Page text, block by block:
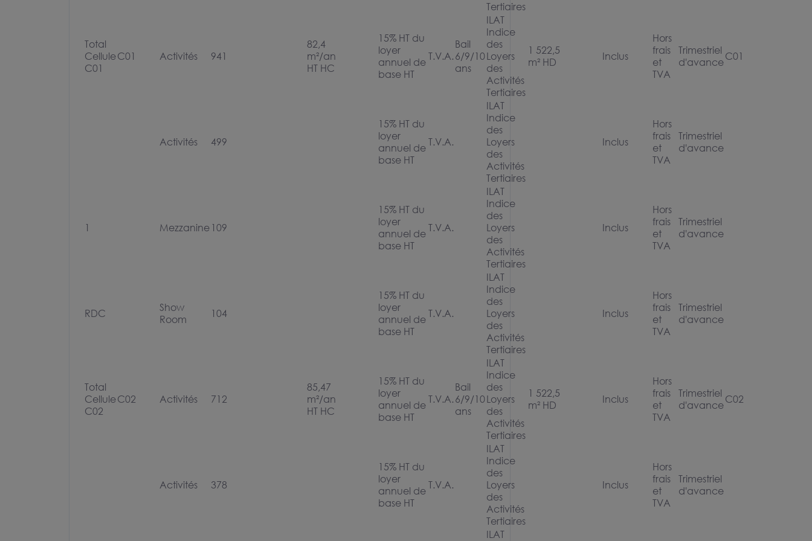
Tertiaires
Total
Cellule
C01
C01 Activités 941
82,4
m²/an
HT HC
15% HT du
loyer
annuel de
base HT
T.V.A.
Bail
6/9/10
ans
ILAT
Indice
des
Loyers
des
Activités
Tertiaires
1 522,5
m² HD
Inclus
Hors
frais
et
TVA
Trimestriel
d'avanceC01
Activités 499
15% HT du
loyer
annuel de
base HT
T.V.A.
ILAT
Indice
des
Loyers
des
Activités
Tertiaires
Inclus
Hors
frais
et
TVA
Trimestriel
d'avance
1 Mezzanine 109
15% HT du
loyer
annuel de
base HT
T.V.A.
ILAT
Indice
des
Loyers
des
Activités
Tertiaires
Inclus
Hors
frais
et
TVA
Trimestriel
d'avance
RDC
Show
Room
104
15% HT du
loyer
annuel de
base HT
T.V.A.
ILAT
Indice
des
Loyers
des
Activités
Tertiaires
Inclus
Hors
frais
et
TVA
Trimestriel
d'avance
Total
Cellule
C02
C02 Activités 712
85,47
m²/an
HT HC
15% HT du
loyer
annuel de
base HT
T.V.A.
Bail
6/9/10
ans
ILAT
Indice
des
Loyers
des
Activités
Tertiaires
1 522,5
m² HD
Inclus
Hors
frais
et
TVA
Trimestriel
d'avanceC02
Activités 378
15% HT du
loyer
annuel de
base HT
T.V.A.
ILAT
Indice
des
Loyers
des
Activités
Tertiaires
Inclus
Hors
frais
et
TVA
Trimestriel
d'avance
ILAT